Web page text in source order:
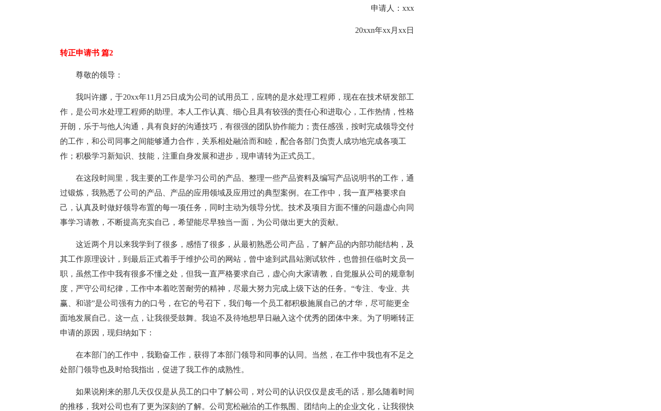
申请人：xxx
20xxn年xx月xx日
转正申请书 篇2
尊敬的领导：
我叫许娜，于20xx年11月25日成为公司的试用员工，应聘的是水处理工程师，现在在技术研发部工
作，是公司水处理工程师的助理。本人工作认真、细心且具有较强的责任心和进取心，工作热情，性格
开朗，乐于与他人沟通，具有良好的沟通技巧，有很强的团队协作能力；责任感强，按时完成领导交付
的工作，和公司同事之间能够通力合作，关系相处融洽而和睦，配合各部门负责人成功地完成各项工
作；积极学习新知识、技能，注重自身发展和进步，现申请转为正式员工。
在这段时间里，我主要的工作是学习公司的产品、整理一些产品资料及编写产品说明书的工作，通
过锻炼，我熟悉了公司的产品、产品的应用领域及应用过的典型案例。在工作中，我一直严格要求自
己，认真及时做好领导布置的每一项任务，同时主动为领导分忧。技术及项目方面不懂的问题虚心向同
事学习请教，不断提高充实自己，希望能尽早独当一面，为公司做出更大的贡献。
这近两个月以来我学到了很多，感悟了很多，从最初熟悉公司产品，了解产品的内部功能结构，及
其工作原理设计，到最后正式着手于维护公司的网站，曾中途到武昌站测试软件，也曾担任临时文员一
职，虽然工作中我有很多不懂之处，但我一直严格要求自己，虚心向大家请教，自觉服从公司的规章制
度，严守公司纪律，工作中本着吃苦耐劳的精神，尽最大努力完成上级下达的任务。“专注、专业、共
赢、和谐”是公司强有力的口号，在它的号召下，我们每一个员工都积极施展自己的才华，尽可能更全
面地发展自己。这一点，让我很受鼓舞。我迫不及待地想早日融入这个优秀的团体中来。为了明晰转正
申请的原因，现归纳如下：
在本部门的工作中，我勤奋工作，获得了本部门领导和同事的认同。当然，在工作中我也有不足之
处部门领导也及时给我指出，促进了我工作的成熟性。
如果说刚来的那几天仅仅是从员工的口中了解公司，对公司的认识仅仅是皮毛的话，那么随着时间
的推移，我对公司也有了更为深刻的了解。公司宽松融洽的工作氛围、团结向上的企业文化，让我很快